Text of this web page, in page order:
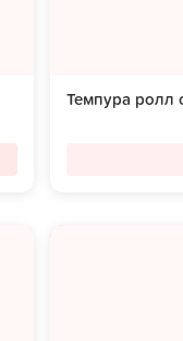
Темпура ролл